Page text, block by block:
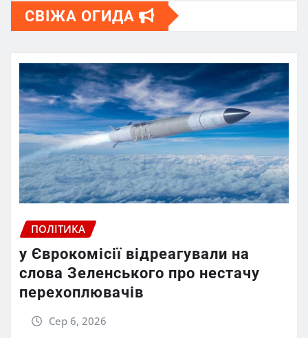
СВІЖА ОГИДА
ПОЛІТИКА
у Єврокомісії відреагували на
слова Зеленського про нестачу
перехоплювачів
Сер 6, 2026